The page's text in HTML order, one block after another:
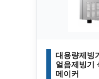
대용량제빙
얼음제빙기
메이커